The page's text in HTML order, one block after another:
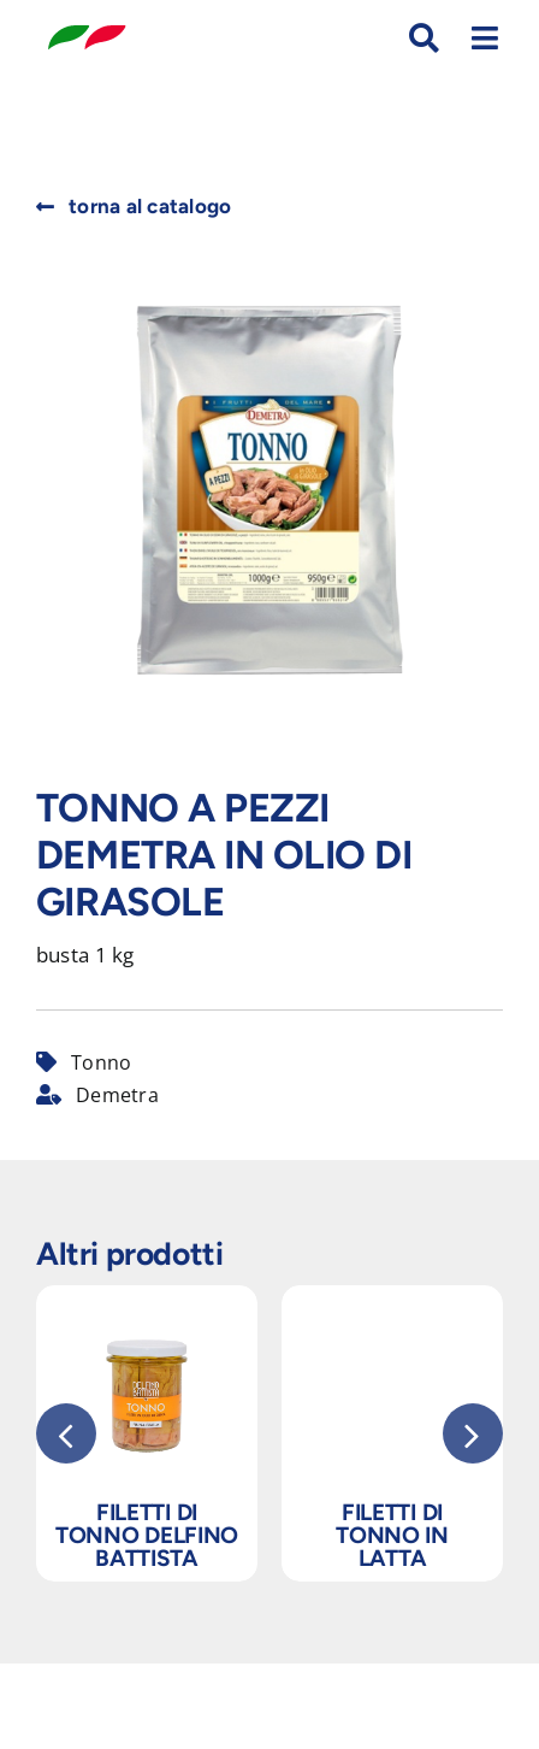
torna al catalogo
TONNO A PEZZI
DEMETRA IN OLIO DI
GIRASOLE
busta 1 kg
Tonno
Demetra
Altri prodotti
FILETTI DI
TONNO DELFINO
BATTISTA
FILETTI DI
TONNO IN
LATTA
for: